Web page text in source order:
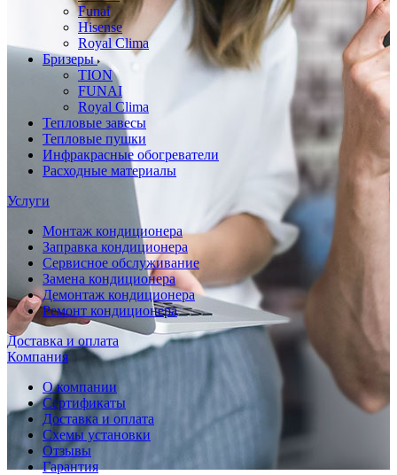
Funai
Hisense
Royal Clima
Бризеры
TION
FUNAI
Royal Clima
Тепловые завесы
Тепловые пушки
Инфракрасные обогреватели
Расходные материалы
Услуги
Монтаж кондиционера
Заправка кондиционера
Сервисное обслуживание
Замена кондиционера
Демонтаж кондиционера
Ремонт кондиционера
Доставка и оплата
Компания
О компании
Сертификаты
Доставка и оплата
Схемы установки
Отзывы
Гарантия